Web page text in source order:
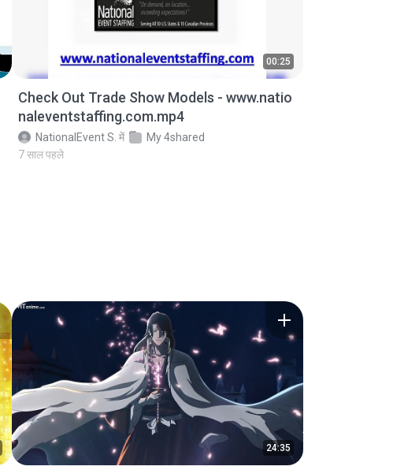
00:25
Check Out Trade Show Models - www.natio
naleventstaffing.com.mp4
NationalEvent S. में
My 4shared
7 साल पहले
24:35